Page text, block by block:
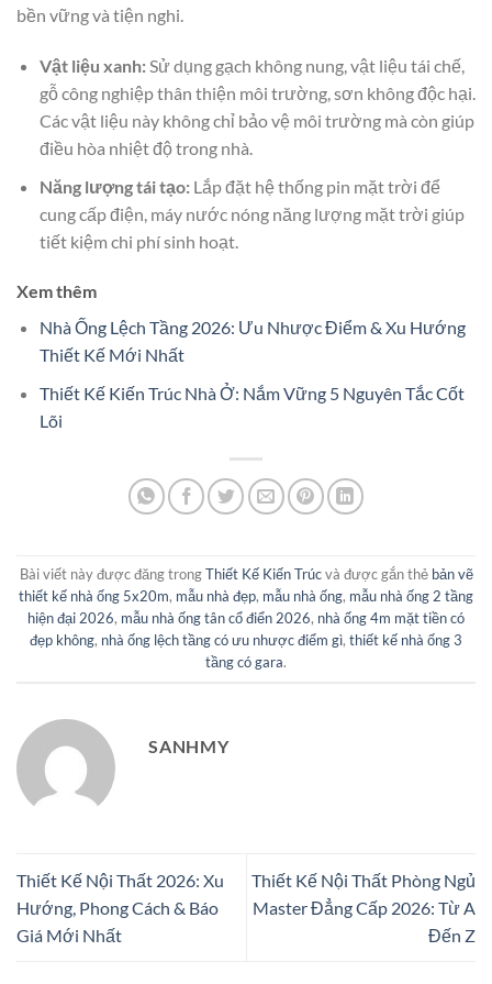
bền vững và tiện nghi.
Vật liệu xanh:Sử dụng gạch không nung, vật liệu tái chế,
gỗ công nghiệp thân thiện môi trường, sơn không độc hại.
Các vật liệu này không chỉ bảo vệ môi trường mà còn giúp
điều hòa nhiệt độ trong nhà.
Năng lượng tái tạo:Lắp đặt hệ thống pin mặt trời để
cung cấp điện, máy nước nóng năng lượng mặt trời giúp
tiết kiệm chi phí sinh hoạt.
Xem thêm
Nhà Ống Lệch Tầng 2026: Ưu Nhược Điểm & Xu Hướng
Thiết Kế Mới Nhất
Thiết Kế Kiến Trúc Nhà Ở: Nắm Vững 5 Nguyên Tắc Cốt
Lõi
Bài viết này được đăng trongThiết Kế Kiến Trúcvà được gắn thẻ bản vẽ
thiết kế nhà ống 5x20m, mẫu nhà đẹp, mẫu nhà ống, mẫu nhà ống 2 tầng
hiện đại 2026, mẫu nhà ống tân cổ điển 2026, nhà ống 4m mặt tiền có
đẹp không, nhà ống lệch tầng có ưu nhược điểm gì, thiết kế nhà ống 3
tầng có gara.
SANHMY
Thiết Kế Nội Thất 2026: Xu
Hướng, Phong Cách & Báo
Giá Mới Nhất
Thiết Kế Nội Thất Phòng Ngủ
Master Đẳng Cấp 2026: Từ A
Đến Z